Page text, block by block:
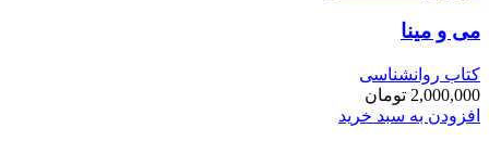
می و مینا
کتاب روانشناسی
2,000,000 تومان
افزودن به سبد خرید